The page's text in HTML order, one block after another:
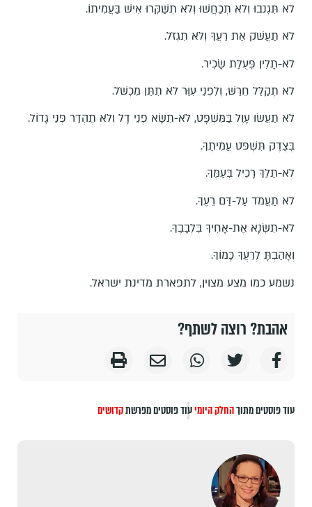
לֹא תִּגְנֹבוּ וְלֹא תְכַחֲשׁוּ וְלֹא תְשַׁקְּרוּ אִישׁ בַּעֲמִיתוֹ.
לֹא תַעֲשֹׁק אֶת רֵעֲךָ וְלֹא תִגְזֹל.
לֹא-תָלִין פְּעֻלַּת שָׂכִיר.
לֹא תְקַלֵּל חֵרֵשׁ, וְלִפְנֵי עִוֵּר לֹא תִתֵּן מִכְשֹׁל.
לֹא תַעֲשׂוּ עָוֶל בַּמִּשְׁפָּט, לֹא-תִשָּׂא פְנֵי דָל וְלֹא תֶהְדַּר פְּנֵי גָדוֹל.
בְּצֶדֶק תִּשְׁפֹּט עֲמִיתֶךָ.
לֹא-תֵלֵךְ רָכִיל בְּעַמֶּךָ.
לֹא תַעֲמֹד עַל-דַּם רֵעֶךָ.
לֹא-תִשְׂנָא אֶת-אָחִיךָ בִּלְבָבֶךָ.
וְאָהַבְתָּ לְרֵעֲךָ כָּמוֹךָ.
נשמע כמו מצע מצוין, לתפארת מדינת ישראל.
אהבת? רוצה לשתף?
עוד פוסטים מתוךהחלק היומיעוד פוסטים מפרשתקדושים